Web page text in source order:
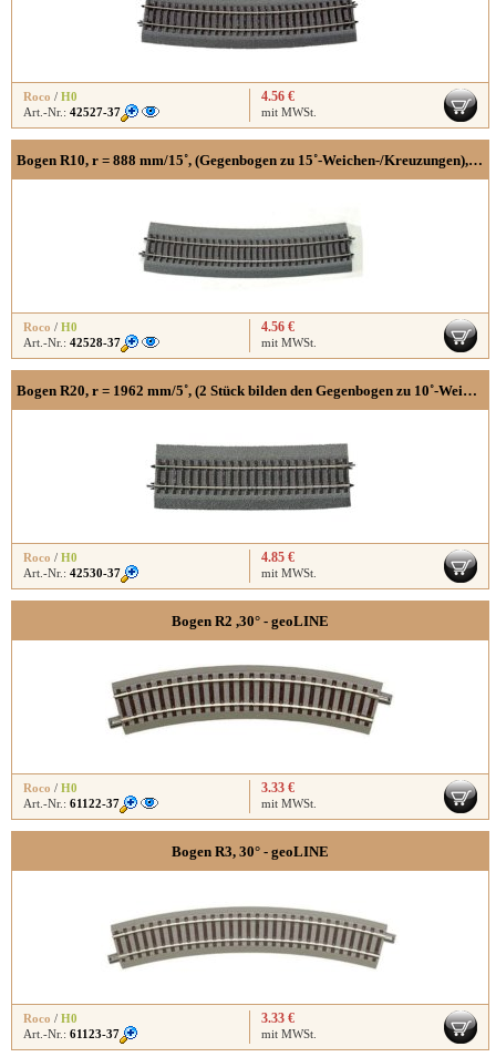
Roco / H0
Art.-Nr.: 42527-37
4.56 €
mit MWSt.
Bogen R10, r = 888 mm/15˚, (Gegenbogen zu 15˚-Weichen-/Kreuzungen), RocoLINE mit Bettung
Roco / H0
Art.-Nr.: 42528-37
4.56 €
mit MWSt.
Bogen R20, r = 1962 mm/5˚, (2 Stück bilden den Gegen­­bogen zu 10˚-Weichen-/Kreuzungen), RocoLINE mit Bettung
Roco / H0
Art.-Nr.: 42530-37
4.85 €
mit MWSt.
Bogen R2 ,30° - geoLINE
Roco / H0
Art.-Nr.: 61122-37
3.33 €
mit MWSt.
Bogen R3, 30° - geoLINE
Roco / H0
Art.-Nr.: 61123-37
3.33 €
mit MWSt.